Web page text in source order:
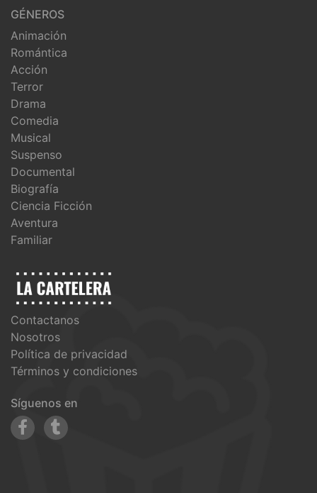
GÉNEROS
Animación
Romántica
Acción
Terror
Drama
Comedia
Musical
Suspenso
Documental
Biografía
Ciencia Ficción
Aventura
Familiar
Contactanos
Nosotros
Política de privacidad
Términos y condiciones
Síguenos en